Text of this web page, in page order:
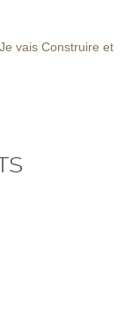
vais Construire et